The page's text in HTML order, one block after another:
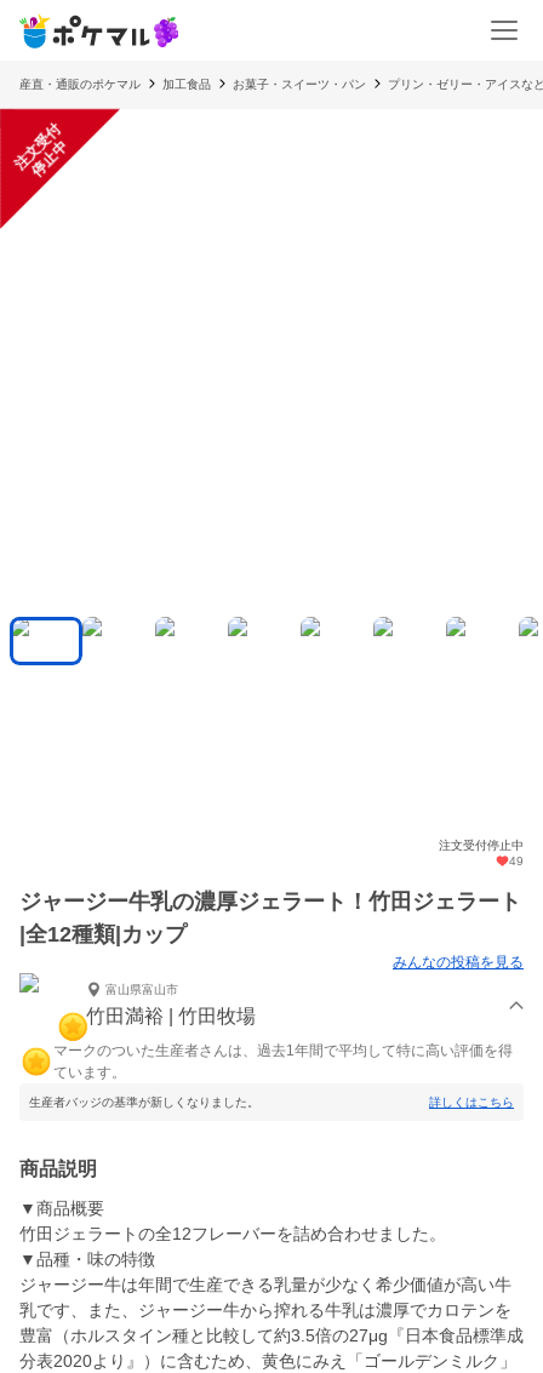
産直・通販のポケマル 加工食品 お菓子・スイーツ・パン プリン・ゼリー・アイスな
注
文
受
付
停
止
中
注文受付停止中
49
ジャージー牛乳の濃厚ジェラート！竹田ジェラート
|全12種類|カップ
みんなの投稿を見る
富山県富山市
竹田満裕 | 竹田牧場
マークのついた生産者さんは、過去1年間で平均して特に高い評価を得
ています。
生産者バッジの基準が新しくなりました。 詳しくはこちら
商品説明
▼商品概要
竹田ジェラートの全12フレーバーを詰め合わせました。
▼品種・味の特徴
ジャージー牛は年間で生産できる乳量が少なく希少価値が高い牛
乳です、また、ジャージー牛から搾れる牛乳は濃厚でカロテンを
豊富（ホルスタイン種と比較して約3.5倍の27μg『日本食品標準成
分表2020より』）に含むため、黄色にみえ「ゴールデンミルク」